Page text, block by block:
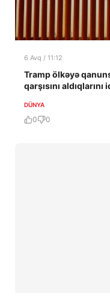
6 Avq / 11:12
Tramp ölkəyə
qarşısını aldıqlarını
DÜNYA
0 0